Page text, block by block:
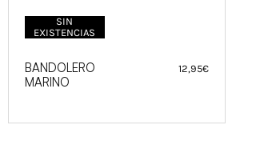
SIN
EXISTENCIAS
BANDOLERO
MARINO
12,95€